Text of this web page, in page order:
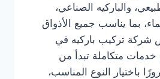
والباركيه الصناعي،
بما يناسب جميع الأذواق
شركة تركيب باركيه في
متكاملة تبدأ من
باختيار النوع المناسب،